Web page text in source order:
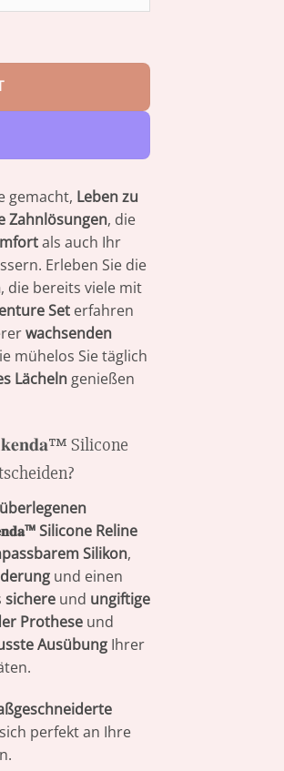
gemacht, Leben zu
Zahnlösungen, die
als auch Ihr
Erleben Sie die
, die bereits viele mit
Set erfahren
wachsenden
mühelos Sie täglich
Lächeln genießen
Silicone
überlegenen
Silicone Reline
Silikon,
und einen
sichereund ungiftige
Protheseund
Ausübung Ihrer
perfekt an Ihre